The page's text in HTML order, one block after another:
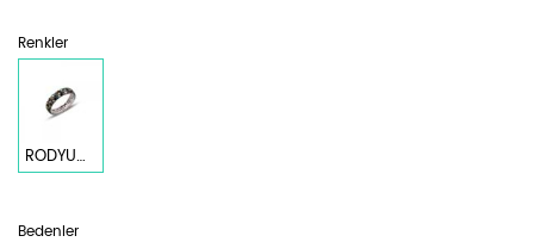
Renkler
RODYUM BEYAZ
Bedenler